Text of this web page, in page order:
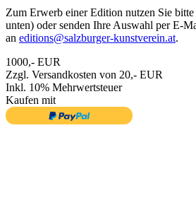
Zum Erwerb einer Edition nutzen Sie
unten) oder senden Ihre Auswahl per E-
an editions@salzburger-kunstverein.at.
1000,- EUR
Zzgl. Versandkosten von 20,- EUR
Inkl. 10% Mehrwertsteuer
Kaufen mit